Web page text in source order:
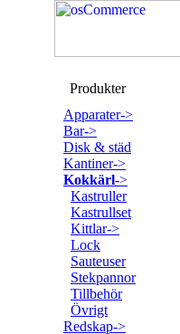
Produkter
Apparater->
Bar->
Disk & städ
Kantiner->
Kokkärl->
Kastruller
Kastrullset
Kittlar->
Lock
Sauteuser
Stekpannor
Tillbehör
Övrigt
Redskap->